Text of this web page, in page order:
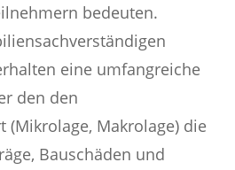
bedeuten.
eine umfangreiche
den den
Makrolage) die
Bauschäden und